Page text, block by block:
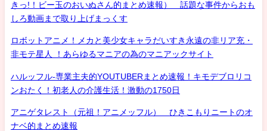
きっ!！ビー玉のおいぬさん的まとめ速報） 話題な事件からおも
しろ動画まで取り上げまっくす
ロボットアニメ！メカと美少女キャラだいすき永遠の非リア充・
非モテ星人 ！あらゆるマニアの為のマニアックサイト
ハルッフル-専業主夫的YOUTUBERまとめ速報！キモデブロリコ
ンおたく！初老人の介護生活！激動の1750日
アニゲタレスト（元祖！アニメッフル） ひきこもりニートのオ
ナベ的まとめ速報